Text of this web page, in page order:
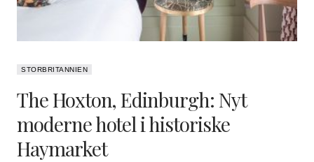
STORBRITANNIEN
The Hoxton, Edinburgh: Nyt
moderne hotel i historiske
Haymarket